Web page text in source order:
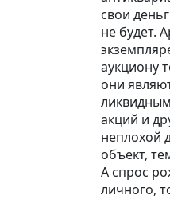
свои
не будет.
аукциону
они
акций и
неплохой
объект,
А спрос
личного,